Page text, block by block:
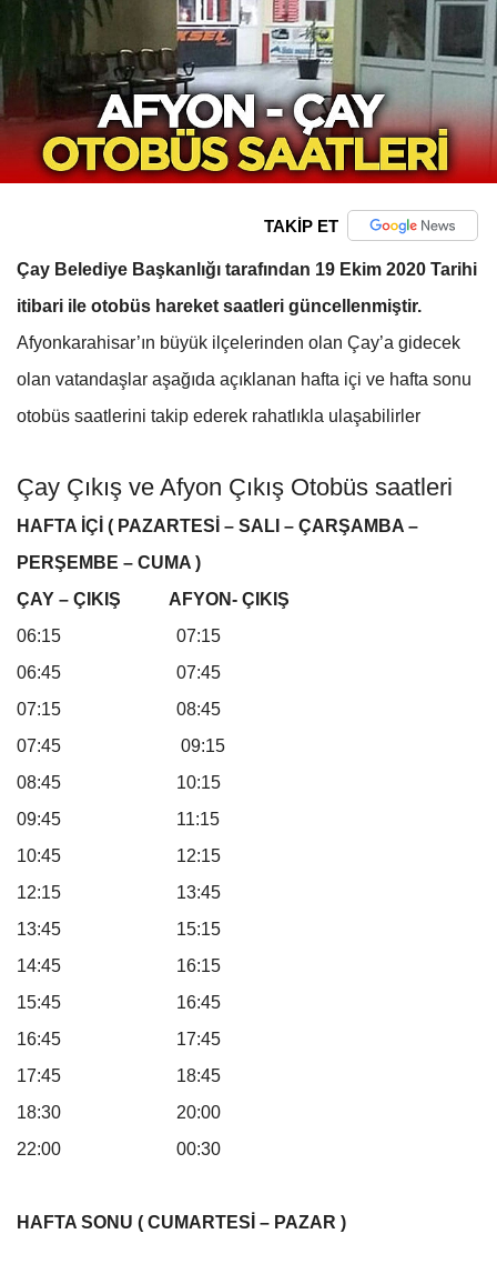
TAKİP ET
Çay Belediye Başkanlığı tarafından 19 Ekim 2020 Tarihi
itibari ile otobüs hareket saatleri güncellenmiştir.
Afyonkarahisar’ın büyük ilçelerinden olan Çay’a gidecek
olan vatandaşlar aşağıda açıklanan hafta içi ve hafta sonu
otobüs saatlerini takip ederek rahatlıkla ulaşabilirler
Çay Çıkış ve Afyon Çıkış Otobüs saatleri
HAFTA İÇİ ( PAZARTESİ – SALI – ÇARŞAMBA –
PERŞEMBE – CUMA )
ÇAY – ÇIKIŞ AFYON- ÇIKIŞ
06:15 07:15
06:45 07:45
07:15 08:45
07:45 09:15
08:45 10:15
09:45 11:15
10:45 12:15
12:15 13:45
13:45 15:15
14:45 16:15
15:45 16:45
16:45 17:45
17:45 18:45
18:30 20:00
22:00 00:30
HAFTA SONU ( CUMARTESİ – PAZAR )